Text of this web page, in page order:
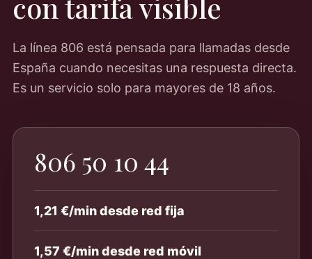
La línea 806 está pensada para llamadas desde
España cuando necesitas una respuesta directa.
Es un servicio solo para mayores de 18 años.
806 50 10 44
1,21 €/min desde red fija
1,57 €/min desde red móvil